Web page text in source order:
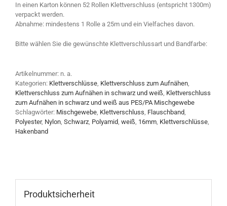
In einen Karton können 52 Rollen Klettverschluss (entspricht 1300m)
verpackt werden.
Abnahme: mindestens 1 Rolle a 25m und ein Vielfaches davon.
Bitte wählen Sie die gewünschte Klettverschlussart und Bandfarbe:
Artikelnummer: n. a.
Kategorien: Klettverschlüsse Klettverschluss zum Aufnähen
Klettverschluss zum Aufnähen in schwarz und weiß Klettverschluss
zum Aufnähen in schwarz und weiß aus PES/PA Mischgewebe
Schlagwörter: Mischgewebe Klettverschluss Flauschband
Polyester, Nylon Schwarz Polyamid weiß 16mm Klettverschlüsse
Hakenband
Produktsicherheit